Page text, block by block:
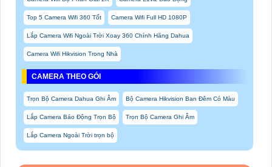
Top 5 Camera Wifi 360 Tốt Camera Wifi Full HD 1080P
Lắp Camera Wifi Ngoài Trời Xoay 360 Chính Hãng Dahua
Camera Wifi Hikvision Trong Nhà
CAMERA THEO GÓI
Trọn Bộ Camera Dahua Ghi Âm Bộ Camera Hikvision Ban Đêm Có Màu
Lắp Camera Báo Động Trọn Bộ Trọn Bộ Camera Ghi Âm
Lắp Camera Ngoài Trời trọn bộ